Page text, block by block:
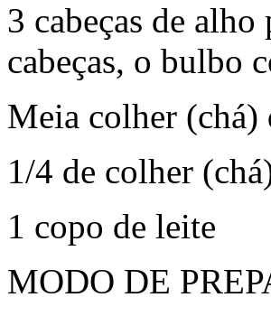
3 cabeças de alho
cabeças, o bulbo
Meia colher (chá)
1/4 de colher
1 copo de leite
MODO DE